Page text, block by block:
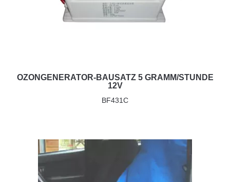
OZONGENERATOR-BAUSATZ 5 GRAMM/STUNDE
12V
BF431C